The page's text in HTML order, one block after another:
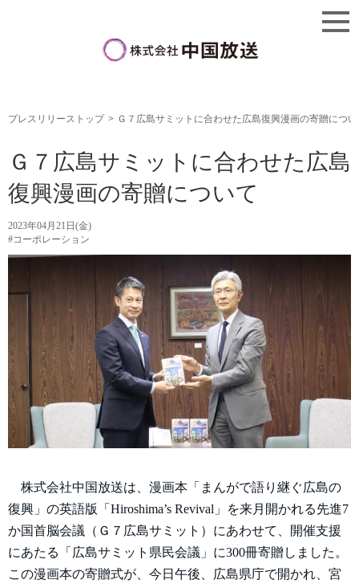
プレスリリーストップ Ｇ７広島サミットに合わせた広島復興漫画の寄贈につ
Ｇ７広島サミットに合わせた広島
復興漫画の寄贈について
2023年04月21日(金)
#コーポレーション
株式会社中国放送は、漫画本「まんがで語り継ぐ広島の
復興」の英語版「Hiroshima’s Revival」を来月開かれる先進7
か国首脳会議（Ｇ７広島サミット）にあわせて、開催支援
にあたる「広島サミット県民会議」に300冊寄贈しました。
この漫画本の寄贈式が、今日午後、広島県庁で開かれ、宮